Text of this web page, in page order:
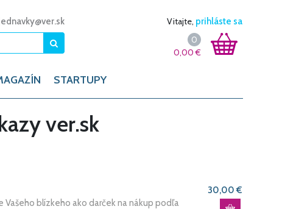
Vitajte, prihláste sa
0
0,00€
STARTUPY
ver.sk
blízkeho ako darček na nákup podľa
30,00 €